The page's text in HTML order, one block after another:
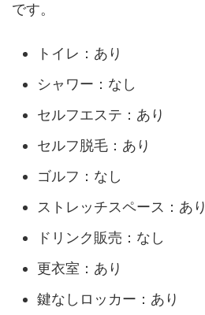
です。
トイレ：あり
シャワー：なし
セルフエステ：あり
セルフ脱毛：あり
ゴルフ：なし
ストレッチスペース：あり
ドリンク販売：なし
更衣室：あり
鍵なしロッカー：あり